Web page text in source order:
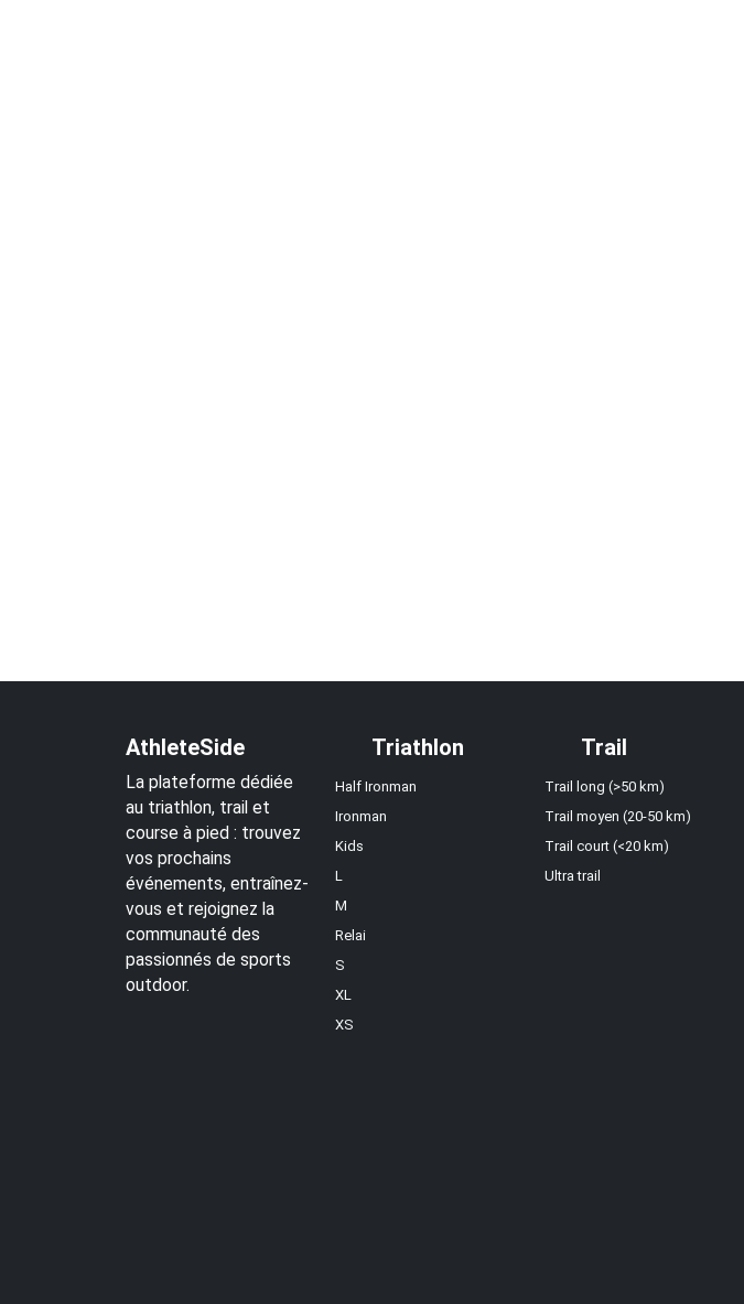
AthleteSide
La plateforme dédiée
au triathlon, trail et
course à pied : trouvez
vos prochains
événements, entraînez-
vous et rejoignez la
communauté des
passionnés de sports
outdoor.
Triathlon
Half Ironman
Ironman
Kids
L
M
Relai
S
XL
XS
Trail
Trail long (>50 km)
Trail moyen (20-50 km)
Trail court (<20 km)
Ultra trail